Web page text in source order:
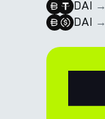
DAI →
DAI →